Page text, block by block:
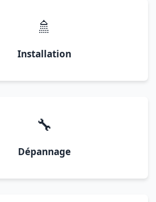
🚿
Installation
🔧
Dépannage